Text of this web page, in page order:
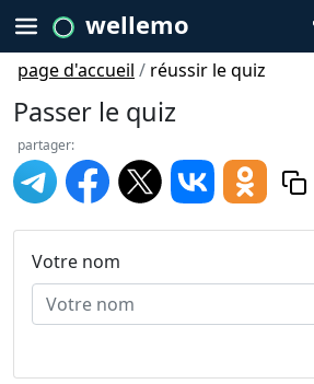
wellemo
page d'accueil / réussir le quiz
Passer le quiz
partager:
Votre nom